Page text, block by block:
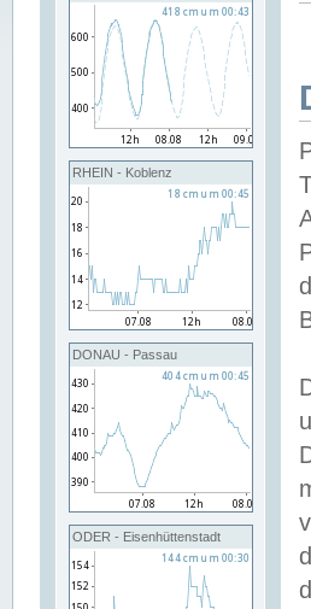
RHEIN - Koblenz
DONAU - Passau
ODER - Eisenhüttenstadt